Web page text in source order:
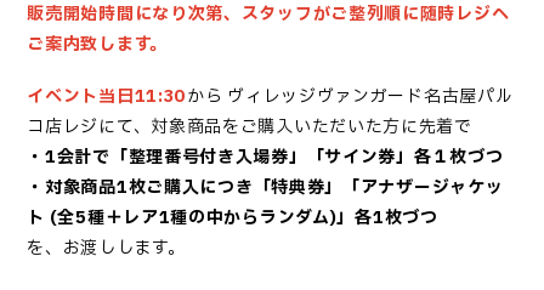
販売開始時間になり次第、スタッフがご整列順に随時レジへ
ご案内致します。
イベント当日11:30から ヴィレッジヴァンガード名古屋パル
コ店レジにて、対象商品をご購入いただいた方に先着で
・1会計で「整理番号付き入場券」「サイン券」各１枚づつ
・ 対象商品1枚ご購入につき 「特典券」「アナザージャケッ
ト (全5種＋レア1種の中からランダム)」各1枚づつ
を、お渡しします。